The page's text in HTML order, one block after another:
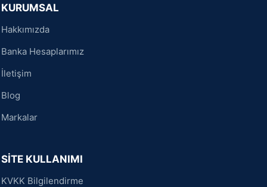
KURUMSAL
Hakkımızda
Banka Hesaplarımız
İletişim
Blog
Markalar
SİTE KULLANIMI
KVKK Bilgilendirme